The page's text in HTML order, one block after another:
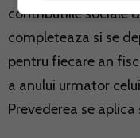
contributiile sociale
completeaza si se
pentru fiecare an
a anului urmator
Prevederea se